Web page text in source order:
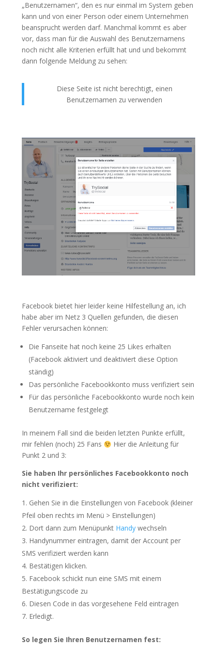
„Benutzernamen“, den es nur einmal im System geben
kann und von einer Person oder einem Unternehmen
beansprucht werden darf. Manchmal kommt es aber
vor, dass man für die Auswahl des Benutzernamens
noch nicht alle Kriterien erfüllt hat und und bekommt
dann folgende Meldung zu sehen:
Diese Seite ist nicht berechtigt, einen
Benutzernamen zu verwenden
Facebook bietet hier leider keine Hilfestellung an, ich
habe aber im Netz 3 Quellen gefunden, die diesen
Fehler verursachen können:
Die Fanseite hat noch keine 25 Likes erhalten
(Facebook aktiviert und deaktiviert diese Option
ständig)
Das persönliche Facebookkonto muss verifiziert sein
Für das persönliche Facebookkonto wurde noch kein
Benutzername festgelegt
In meinem Fall sind die beiden letzten Punkte erfüllt,
mir fehlen (noch) 25 Fans
Hier die Anleitung für
Punkt 2 und 3:
Sie haben Ihr persönliches Facebookkonto noch
nicht verifiziert:
Gehen Sie in die Einstellungen von Facebook (kleiner
Pfeil oben rechts im Menü > Einstellungen)
Dort dann zum Menüpunkt Handywechseln
Handynummer eintragen, damit der Account per
SMS verifiziert werden kann
Bestätigen klicken.
Facebook schickt nun eine SMS mit einem
Bestätigungscode zu
Diesen Code in das vorgesehene Feld eintragen
Erledigt.
So legen Sie Ihren Benutzernamen fest: